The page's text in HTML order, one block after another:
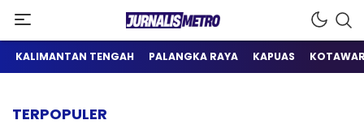
Jurnalis Metro
Satu Wadah Informasi
KALIMANTAN TENGAH PALANGKA RAYA KAPUAS
TERPOPULER